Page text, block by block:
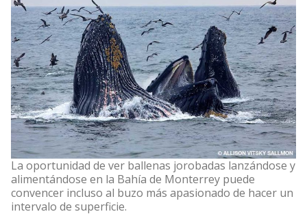
La oportunidad de ver ballenas jorobadas lanzándose y
alimentándose en la Bahía de Monterrey puede
convencer incluso al buzo más apasionado de hacer un
intervalo de superficie.